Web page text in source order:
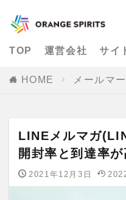
TOP 運営会社 サイ
HOME メールマ
LINEメルマガ
開封率と到達率
2021年12月3日